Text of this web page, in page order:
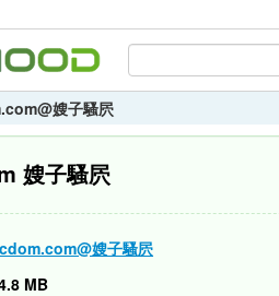
嫂子騷屄
嫂子騷屄
嫂子騷屄
MB